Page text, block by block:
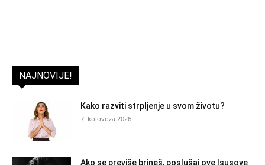
NAJNOVIJE!
Kako razviti strpljenje u svom životu?
7. kolovoza 2026.
Ako se previše brineš, poslušaj ove Isusove